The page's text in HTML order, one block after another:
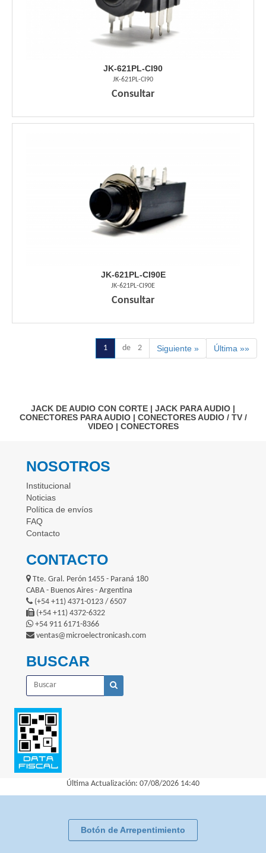
JK-621PL-CI90
JK-621PL-CI90
Consultar
JK-621PL-CI90E
JK-621PL-CI90E
Consultar
1 de 2 Siguiente » Última »»
JACK DE AUDIO CON CORTE | JACK PARA AUDIO |
CONECTORES PARA AUDIO| CONECTORES AUDIO / TV /
VIDEO| CONECTORES
NOSOTROS
Institucional
Noticias
Política de envíos
FAQ
Contacto
CONTACTO
Tte. Gral. Perón 1455 - Paraná 180
CABA - Buenos Aires - Argentina
(+54 +11) 4371-0123 / 6507
(+54 +11) 4372-6322
+54 911 6171-8366
ventas@microelectronicash.com
BUSCAR
Última Actualización: 07/08/2026 14:40
Botón de Arrepentimiento